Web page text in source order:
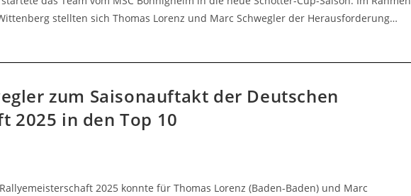
stellten sich Thomas Lorenz und Marc Schwegler der Herausforderung…
zum Saisonauftakt der Deutschen
2025 in den Top 10
2025 konnte für Thomas Lorenz (Baden-Baden) und Marc